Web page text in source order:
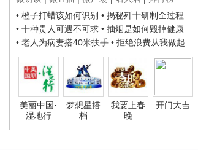
• 橙子打蜡该如何识别 • 揭秘歼十研制全过程
• 十种贵人可遇不可求 • 抽烟是如何毁掉健康
• 老人为病妻搭40米扶手 • 拒绝浪费从我做起
美丽中国·
湿地行
梦想星搭
档
我要上春
晚
开门大吉